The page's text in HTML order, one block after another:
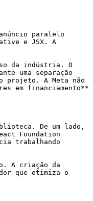
paralelo
e JSX. A
da indústria. O
uma separação
projeto. A Meta não
em financiamento**
De um lado,
Foundation
trabalhando
A criação da
que otimiza o